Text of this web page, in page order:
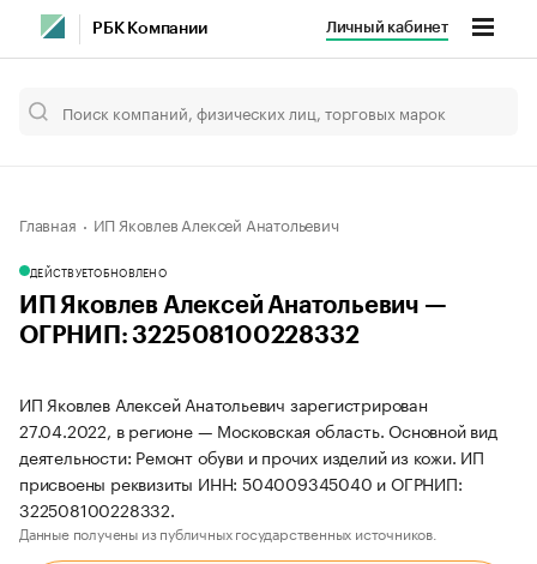
РБК Компании Личный кабинет
Главная ИП Яковлев Алексей Анатольевич
ДЕЙСТВУЕТОБНОВЛЕНО
ИП Яковлев Алексей Анатольевич —
ОГРНИП: 322508100228332
ИП Яковлев Алексей Анатольевич зарегистрирован
27.04.2022, в регионе — Московская область. Основной вид
деятельности: Ремонт обуви и прочих изделий из кожи. ИП
присвоены реквизиты ИНН: 504009345040 и ОГРНИП:
322508100228332.
Данные получены из публичных государственных источников.